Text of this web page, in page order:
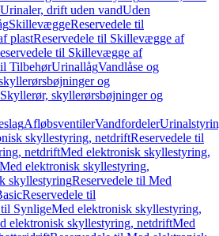
drift uden vandUden
SkillevæggeReservedele til
plastReservedele til Skillevægge af
til Skillevægge af
TilbehørUrinallågVandlåse og
og
skyllerørsbøjninger og
AfløbsventilerVandfordeler
skyllestyring, netdriftReservedele til
netdriftMed elektronisk skyllestyring,
elektronisk skyllestyring,
skyllestyringReservedele til Med
Reservedele til
til SynligeMed elektronisk skyllestyring,
elektronisk skyllestyring, netdriftMed